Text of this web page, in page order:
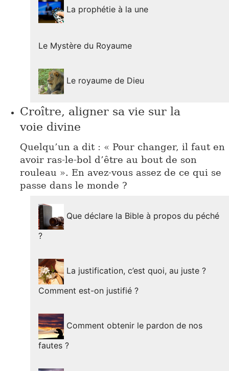
La prophétie à la une
Le Mystère du Royaume
Le royaume de Dieu
Croître, aligner sa vie sur la
voie divine
Quelqu’un a dit : « Pour changer, il faut en
avoir ras-le-bol d’être au bout de son
rouleau ». En avez-vous assez de ce qui se
passe dans le monde ?
Que déclare la Bible à propos du péché
?
La justification, c’est quoi, au juste ?
Comment est-on justifié ?
Comment obtenir le pardon de nos
fautes ?